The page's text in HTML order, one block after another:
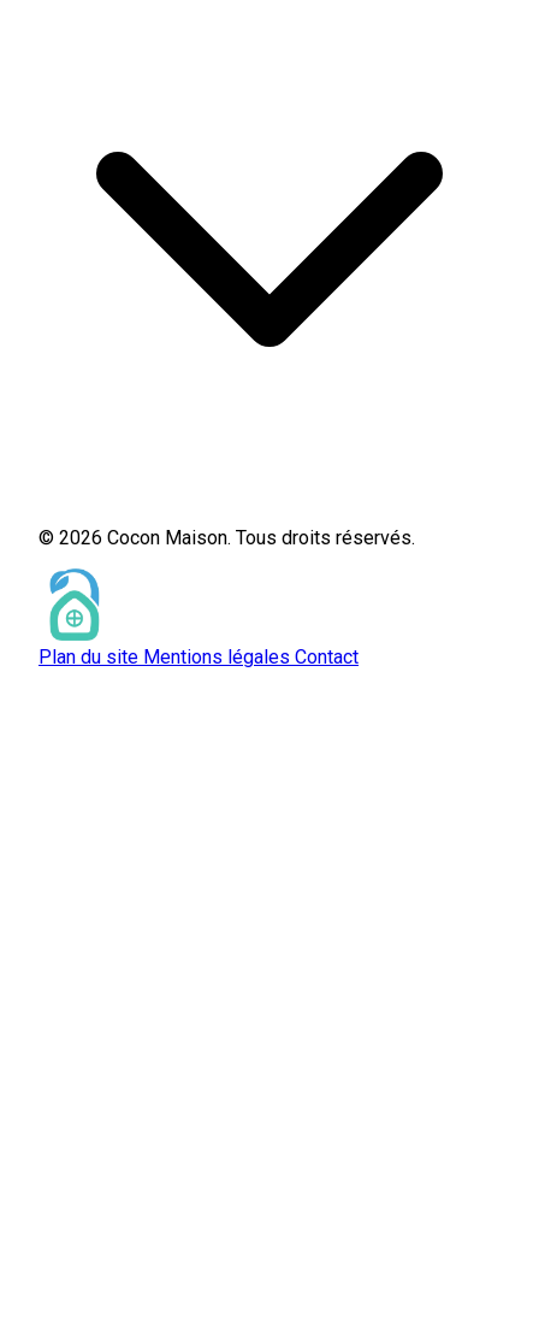
© 2026 Cocon Maison. Tous droits réservés.
Plan du site Mentions légales Contact